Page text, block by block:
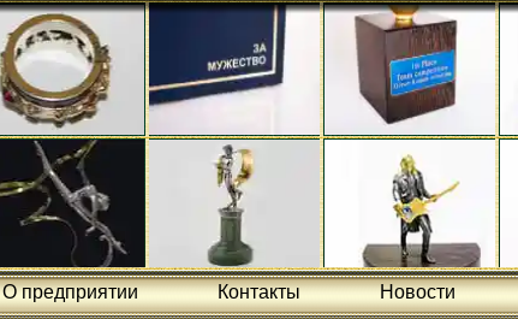
О предприятии Контакты Новости